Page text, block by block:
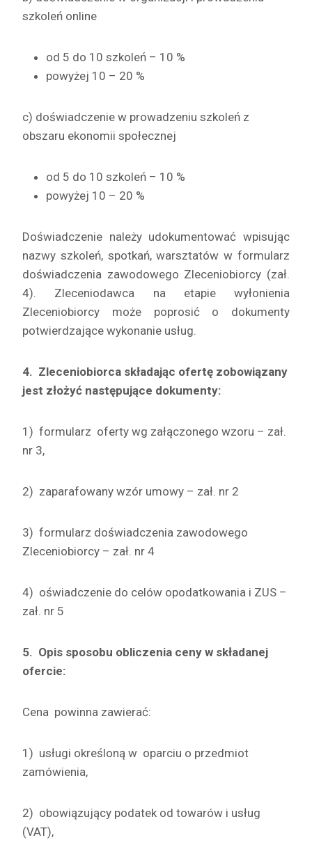
szkoleń online
od 5 do 10 szkoleń – 10 %
powyżej 10 – 20 %
c) doświadczenie w prowadzeniu szkoleń z
obszaru ekonomii społecznej
od 5 do 10 szkoleń – 10 %
powyżej 10 – 20 %
Doświadczenie należy udokumentować wpisując
nazwy szkoleń, spotkań, warsztatów w formularz
doświadczenia zawodowego Zleceniobiorcy (zał.
4). Zleceniodawca na etapie wyłonienia
Zleceniobiorcy może poprosić o dokumenty
potwierdzające wykonanie usług.
4. Zleceniobiorca składając ofertę zobowiązany
jest złożyć następujące dokumenty:
1) formularz oferty wg załączonego wzoru – zał.
nr 3,
2) zaparafowany wzór umowy – zał. nr 2
3) formularz doświadczenia zawodowego
Zleceniobiorcy – zał. nr 4
4) oświadczenie do celów opodatkowania i ZUS –
zał. nr 5
5. Opis sposobu obliczenia ceny w składanej
ofercie:
Cena powinna zawierać:
1) usługi określoną w oparciu o przedmiot
zamówienia,
2) obowiązujący podatek od towarów i usług
(VAT),